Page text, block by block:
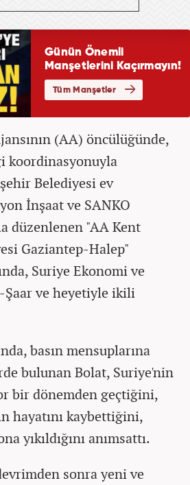
(AA) öncülüğünde,
koordinasyonuyla
Belediyesi ev
İnşaat ve SANKO
düzenlenen "AA Kent
Gaziantep-Halep"
Suriye Ekonomi ve
Şaar ve heyetiyle ikili
basın mensuplarına
bulunan Bolat, Suriye'nin
bir dönemden geçtiğini,
hayatını kaybettiğini,
yıkıldığını anımsattı.
sonra yeni ve